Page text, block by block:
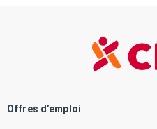
Offres d’emploi